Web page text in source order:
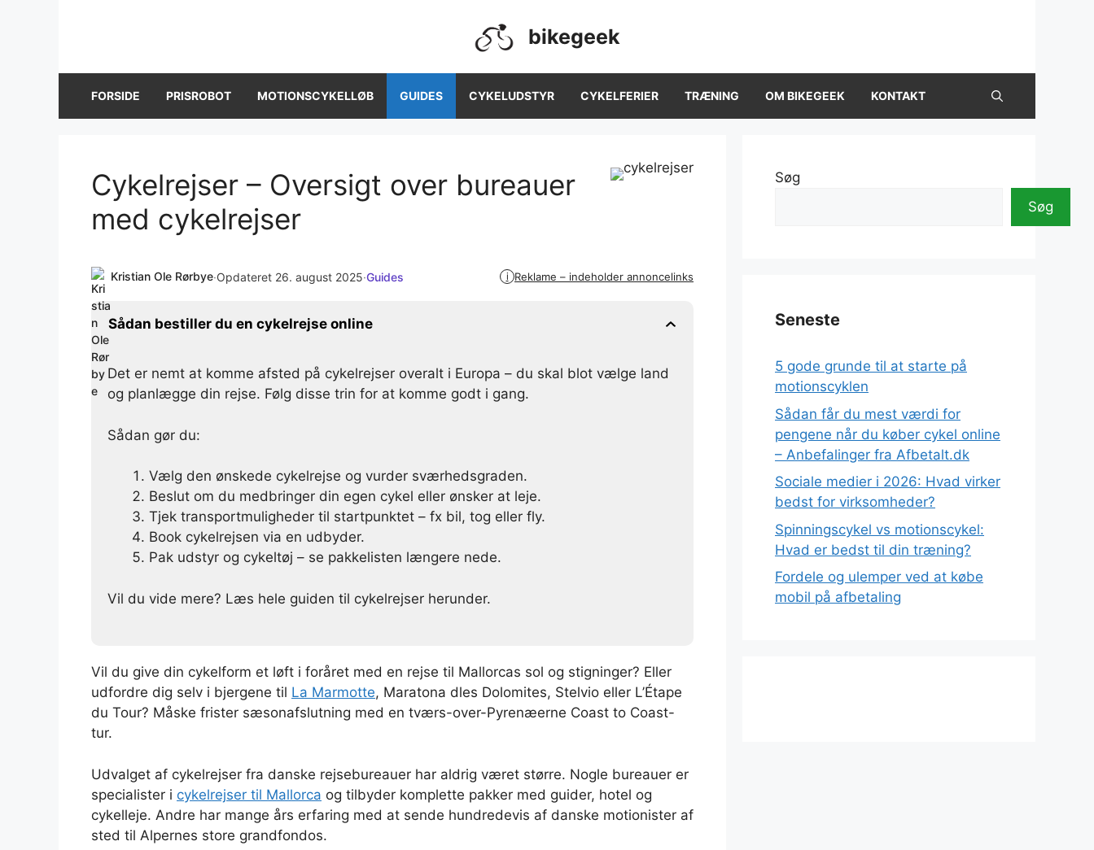
bikegeek
FORSIDE PRISROBOT MOTIONSCYKELLØB GUIDES CYKELUDSTYR CYKELFERIER TRÆNING OM BIKEGEEK KONTAKT
Cykelrejser – Oversigt over bureauer
med cykelrejser
Kristian Ole Rørbye·Opdateret 26. august 2025·Guides i Reklame – indeholder annoncelinks
Sådan bestiller du en cykelrejse online
Det er nemt at komme afsted på cykelrejser overalt i Europa – du skal blot vælge land
og planlægge din rejse. Følg disse trin for at komme godt i gang.
Sådan gør du:
Vælg den ønskede cykelrejse og vurder sværhedsgraden.
Beslut om du medbringer din egen cykel eller ønsker at leje.
Tjek transportmuligheder til startpunktet – fx bil, tog eller fly.
Book cykelrejsen via en udbyder.
Pak udstyr og cykeltøj – se pakkelisten længere nede.
Vil du vide mere? Læs hele guiden til cykelrejser herunder.
Vil du give din cykelform et løft i foråret med en rejse til Mallorcas sol og stigninger? Eller
udfordre dig selv i bjergene til La Marmotte, Maratona dles Dolomites, Stelvio eller L’Étape
du Tour? Måske frister sæsonafslutning med en tværs-over-Pyrenæerne Coast to Coast-
tur.
Udvalget af cykelrejser fra danske rejsebureauer har aldrig været større. Nogle bureauer er
specialister i cykelrejser til Mallorca og tilbyder komplette pakker med guider, hotel og
cykelleje. Andre har mange års erfaring med at sende hundredevis af danske motionister af
sted til Alpernes store grandfondos.
Søg
Søg
Seneste
5 gode grunde til at starte på
motionscyklen
Sådan får du mest værdi for
pengene når du køber cykel online
– Anbefalinger fra Afbetalt.dk
Sociale medier i 2026: Hvad virker
bedst for virksomheder?
Spinningscykel vs motionscykel:
Hvad er bedst til din træning?
Fordele og ulemper ved at købe
mobil på afbetaling